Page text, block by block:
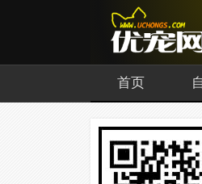
首页